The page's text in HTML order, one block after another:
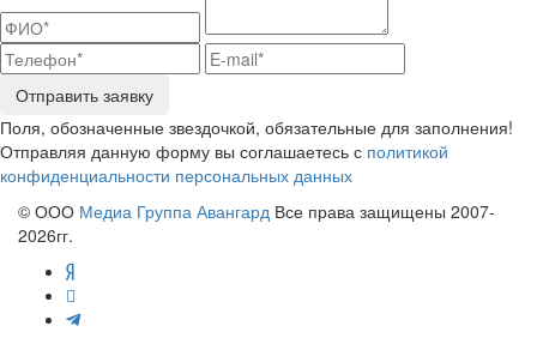
Отправить заявку
Поля, обозначенные звездочкой, обязательные для заполнения!
Отправляя данную форму вы соглашаетесь с политикой
конфиденциальности персональных данных
© ООО Медиа Группа Авангард Все права защищены 2007-
2026гг.